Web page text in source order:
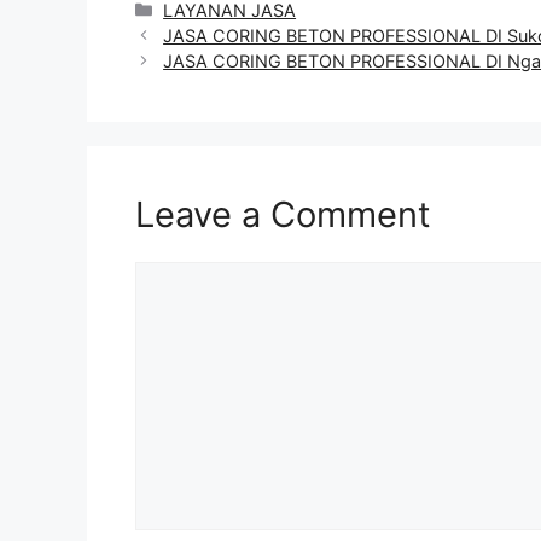
Categories
LAYANAN JASA
JASA CORING BETON PROFESSIONAL DI
JASA CORING BETON PROFESSIONAL DI
Leave a Comment